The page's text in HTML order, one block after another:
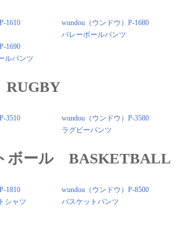
1610
1690
ルパンツ
wundou（ウンドウ）P-1680
バレーボールパンツ
3510
wundou（ウンドウ）P-3580
ラグビーパンツ
ボール BASKETBALL
1810
シャツ
wundou（ウンドウ）P-8500
バスケットパンツ